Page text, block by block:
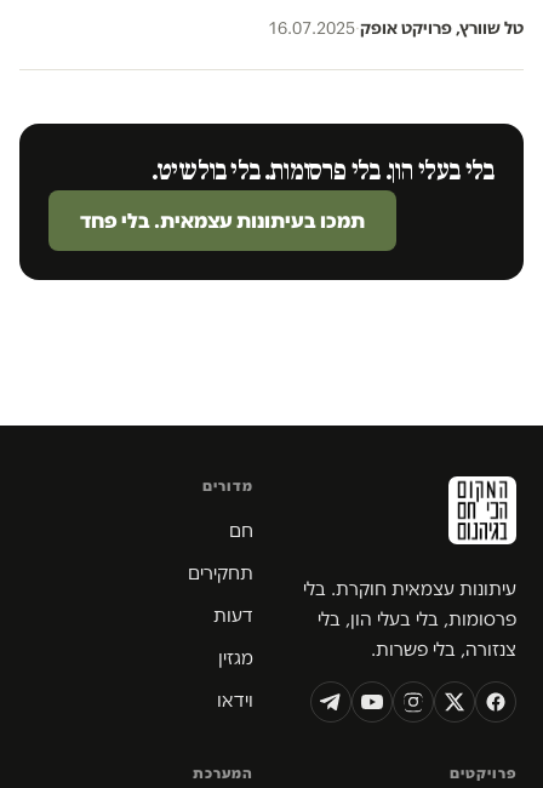
טל שוורץ, פרויקט אופק·
16.07.2025
בלי בעלי הון. בלי פרסומות. בלי בולשיט.
תמכו בעיתונות עצמאית. בלי פחד
עיתונות עצמאית חוקרת. בלי
פרסומות, בלי בעלי הון, בלי
צנזורה, בלי פשרות.
מדורים
חם
תחקירים
דעות
מגזין
וידאו
פרויקטים המערכת